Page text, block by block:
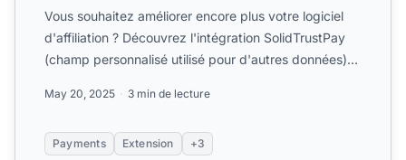
Vous souhaitez améliorer encore plus votre logiciel
d'affiliation ? Découvrez l'intégration SolidTrustPay
(champ personnalisé utilisé pour d'autres données)
May 20, 2025 3 min de lecture
Payments Extension +3